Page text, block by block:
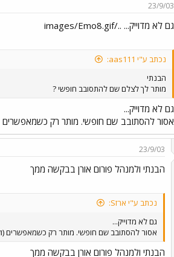
23/9/03
גם לא מדוייק... ../images/Emo8.gif
נכתב ע"י aas111:
הבנתי
מותר לך לצלם שם להתסובב חופשי ?
גם לא מדוייק...
אסור להסתובב שם חופשי. מותר רק כשמאפשרים
23/9/03
הבנתי ולמנהל פורום אורן בבקשה ממך
נכתב ע"י ארזS:
גם לא מדוייק...
אסור להסתובב שם חופשי. מותר רק כשמאפשרים
הבנתי ולמנהל פורום אורן בבקשה ממך